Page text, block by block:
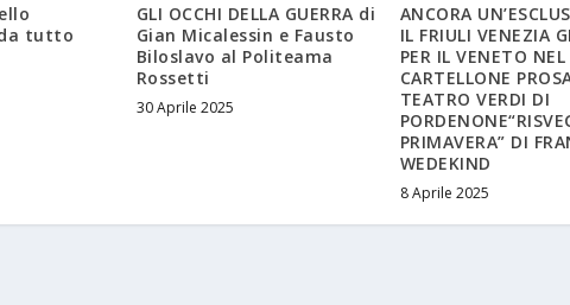
tutto
GLI OCCHI DELLA GUERRA di
Gian Micalessin e Fausto
Biloslavo al Politeama
Rossetti
30 Aprile 2025
ANCORA
IL FRIULI VENEZIA
PER IL VENETO NEL
CARTELLONE
TEATRO VERDI DI
PRIMAVERA” DI
WEDEKIND
8 Aprile 2025